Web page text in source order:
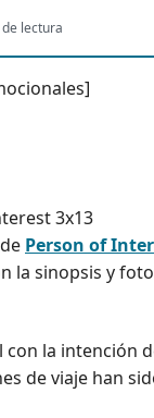
lectura
Person of
la sinopsis y
con la intención
de viaje han